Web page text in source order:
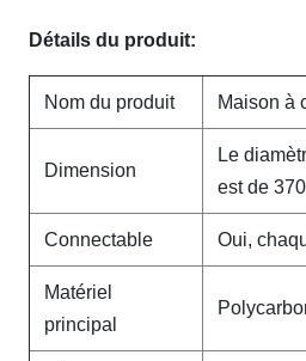
Détails du produit:
Nom du produit Maison à
Dimension
Le
est de
Connectable Oui,
Matériel
principal